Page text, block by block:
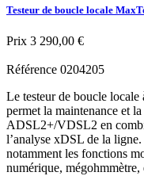
Testeur de boucle locale
Prix 3 290,00 €
Référence 0204205
Le testeur de boucle
permet la maintenance et
ADSL2+/VDSL2 en
l’analyse xDSL de la
notamment les fonctions
numérique, mégohmmètre,